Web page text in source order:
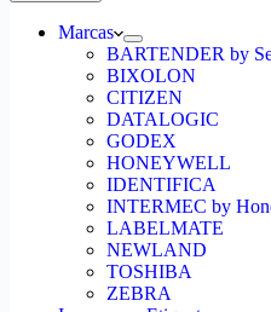
Marcas
BARTENDER by
BIXOLON
CITIZEN
DATALOGIC
GODEX
HONEYWELL
IDENTIFICA
INTERMEC by
LABELMATE
NEWLAND
TOSHIBA
ZEBRA